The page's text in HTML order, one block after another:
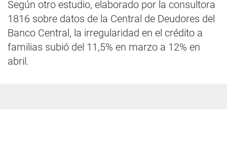
Según otro estudio, elaborado por la consultora
1816 sobre datos de la Central de Deudores del
Banco Central, la irregularidad en el crédito a
familias subió del 11,5% en marzo a 12% en
abril.